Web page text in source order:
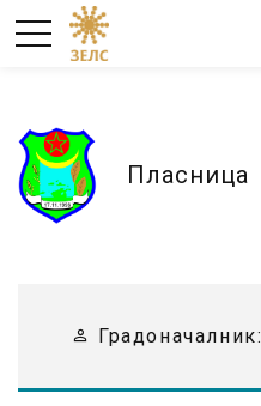
Пласница
Градоначалник: